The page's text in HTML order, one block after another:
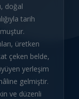
doğal
tarih
üretken
çeken belde,
yerleşim
gelmiştir.
ve düzenli